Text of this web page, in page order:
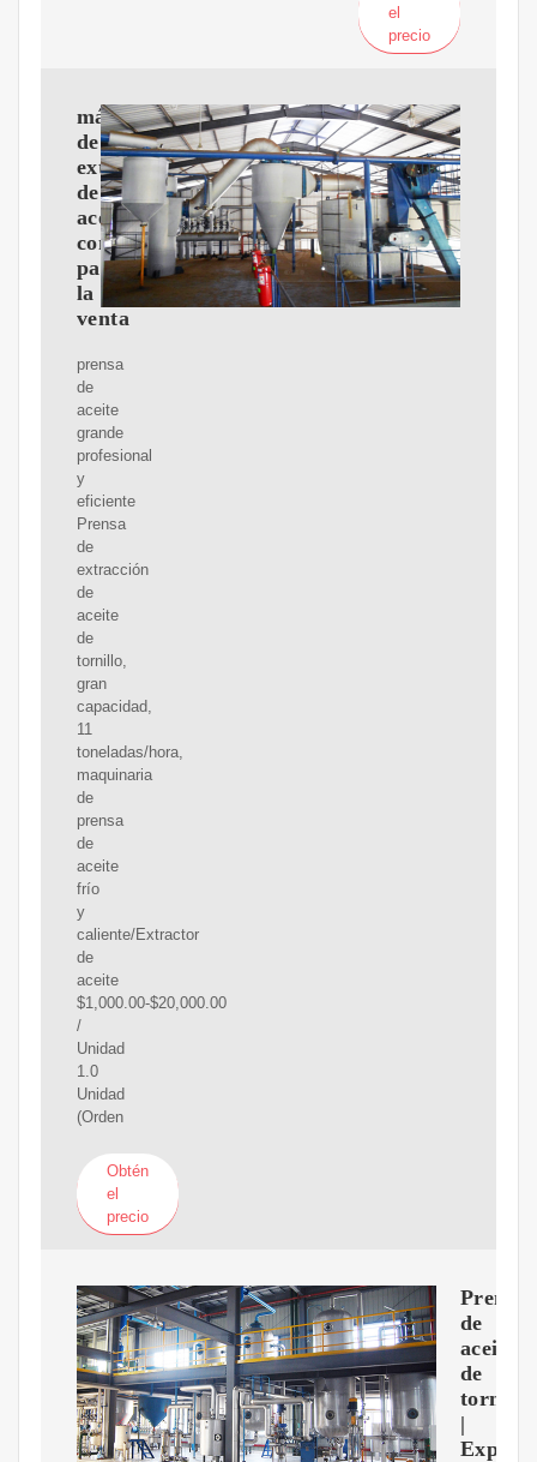
el
precio
máquina
de
extracción
de
aceite
comestible
para
la
venta
prensa
de
aceite
grande
profesional
y
eficiente
Prensa
de
extracción
de
aceite
de
tornillo,
gran
capacidad,
11
toneladas/hora,
maquinaria
de
prensa
de
aceite
frío
y
caliente/Extractor
de
aceite
$1,000.00-$20,000.00
/
Unidad
1.0
Unidad
(Orden
Obtén
el
precio
Prensa
de
aceite
de
tornillo
|